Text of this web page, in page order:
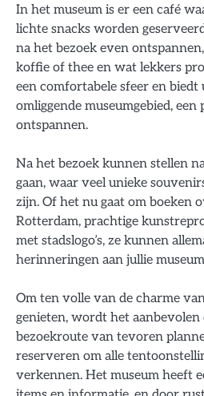
In het museum is er een café
lichte snacks worden
na het bezoek even
koffie of thee en wat lekkers
een comfortabele sfeer en
omliggende museumgebied,
ontspannen.
Na het bezoek kunnen stellen
gaan, waar veel unieke
zijn. Of het nu gaat om boeken
Rotterdam, prachtige
met stadslogo’s, ze kunnen
herinneringen aan jullie
Om ten volle van de charme
genieten, wordt het aanbevolen
bezoekroute van tevoren
reserveren om alle
verkennen. Het museum heeft